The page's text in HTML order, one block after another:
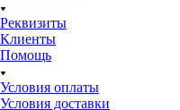
Реквизиты
Клиенты
Помощь
Условия оплаты
Условия доставки